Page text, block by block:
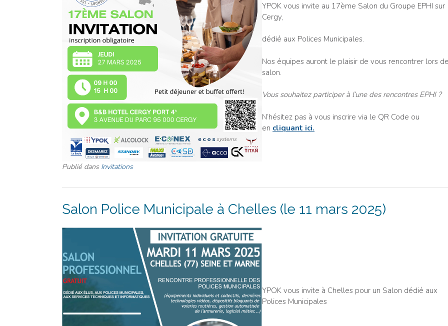
YPOK vous invite au 17ème Salon du Groupe EPHI sur
Cergy,
dédié aux Polices Municipales.
Nos équipes auront le plaisir de vous rencontrer lors
salon.
Vous souhaitez participer à l’une des rencontres EPHI ?
N’hésitez pas à vous inscrire via le QR Code ou
en cliquant ici.
Publié dans Invitations
Salon Police Municipale à Chelles (le 11 mars 2025)
YPOK vous invite à Chelles pour un Salon dédié aux
Polices Municipales